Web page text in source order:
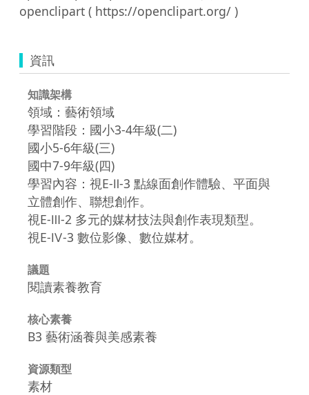
資訊
知識架構
領域：藝術領域
學習階段：國小3-4年級(二)
國小5-6年級(三)
國中7-9年級(四)
學習內容：視E-Ⅱ-3 點線面創作體驗、平面與
立體創作、聯想創作。
視E-Ⅲ-2 多元的媒材技法與創作表現類型。
視E-Ⅳ-3 數位影像、數位媒材。
議題
閱讀素養教育
核心素養
B3 藝術涵養與美感素養
資源類型
素材